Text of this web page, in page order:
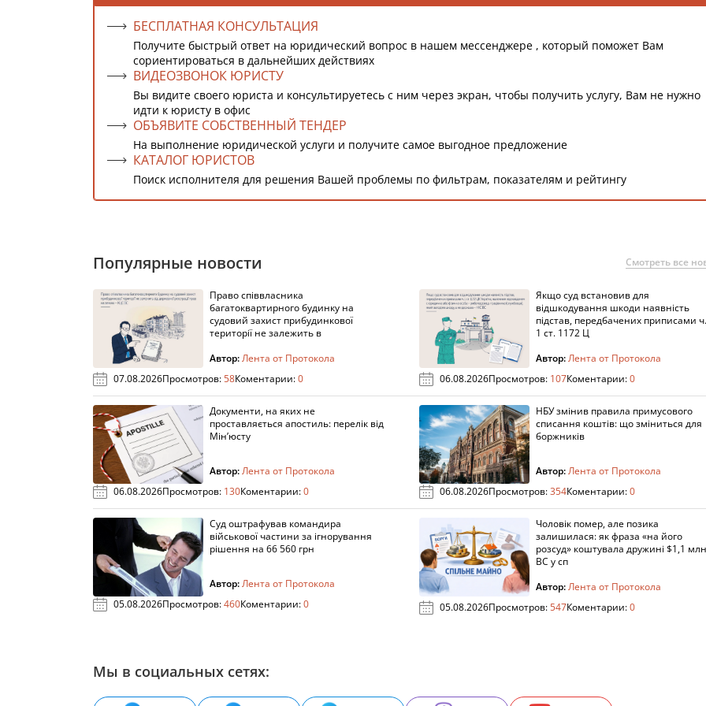
БЕСПЛАТНАЯ КОНСУЛЬТАЦИЯ
Получите быстрый ответ на юридический вопрос в нашем мессенджере , который поможет Вам
сориентироваться в дальнейших действиях
ВИДЕОЗВОНОК ЮРИСТУ
Вы видите своего юриста и консультируетесь с ним через экран, чтобы получить услугу, Вам не нужно
идти к юристу в офис
ОБЪЯВИТЕ СОБСТВЕННЫЙ ТЕНДЕР
На выполнение юридической услуги и получите самое выгодное предложение
КАТАЛОГ ЮРИСТОВ
Поиск исполнителя для решения Вашей проблемы по фильтрам, показателям и рейтингу
Популярные новости Смотреть все
Право співвласника
багатоквартирного будинку на
судовий захист прибудинкової
території не залежить в
Автор:Лента от Протокола
07.08.2026Просмотров:58Коментарии:0
Якщо суд встановив для
відшкодування шкоди наявність
підстав, передбачених приписами ч.
1 ст. 1172 Ц
Автор:Лента от Протокола
06.08.2026Просмотров: 107Коментарии:0
Документи, на яких не
проставляється апостиль: перелік від
Мін’юсту
Автор:Лента от Протокола
06.08.2026Просмотров: 130Коментарии:0
НБУ змінив правила примусового
списання коштів: що зміниться для
боржників
Автор:Лента от Протокола
06.08.2026Просмотров:354Коментарии:0
Суд оштрафував командира
військової частини за ігнорування
рішення на 66 560 грн
Автор:Лента от Протокола
05.08.2026Просмотров:460Коментарии:0
Чоловік помер, але позика
залишилася: як фраза «на його
розсуд» коштувала дружині $1,1
ВС у сп
Автор:Лента от Протокола
05.08.2026Просмотров:547Коментарии:0
Мы в социальных сетях: